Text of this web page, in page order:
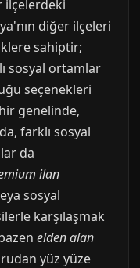
ilçelerdeki
diğer ilçeleri
sahiptir;
sosyal ortamlar
seçenekleri
genelinde,
farklı sosyal
da
ilan
sosyal
karşılaşmak
elden alan
yüz yüze